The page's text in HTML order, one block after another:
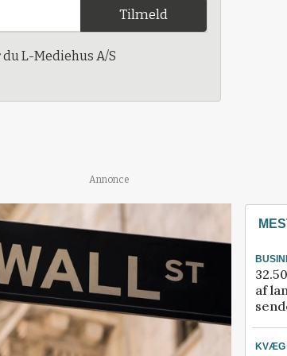
Tilmeld
L-Mediehus A/S
Annonce
af
KVÆG